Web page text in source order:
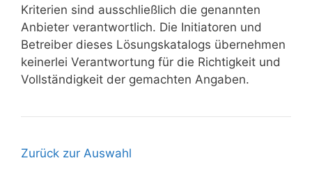
Kriterien sind ausschließlich die genannten
Anbieter verantwortlich. Die Initiatoren und
Betreiber dieses Lösungskatalogs übernehmen
keinerlei Verantwortung für die Richtigkeit und
Vollständigkeit der gemachten Angaben.
Zurück zur Auswahl